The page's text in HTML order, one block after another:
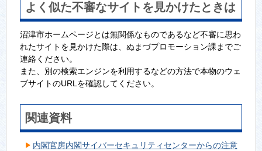
よく似た不審なサイトを見かけたときは
沼津市ホームページとは無関係なものであるなど不審に思わ
れたサイトを見かけた際は、ぬまづプロモーション課までご
連絡ください。
また、別の検索エンジンを利用するなどの方法で本物のウェ
ブサイトのURLを確認してください。
関連資料
内閣官房内閣サイバーセキュリティセンターからの注意